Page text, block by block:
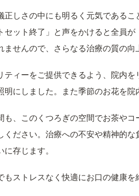
正しさの中にも明るく元気であるこ
セット終了」と声をかけると全員
ませんので、さらなる治療の質の
ティーをご提供できるよう、院内
明にしました。また季節のお花を院
も、このくつろぎの空間でお茶や
ください。治療への不安や精神的
存じます。
もストレスなく快適にお口の健康